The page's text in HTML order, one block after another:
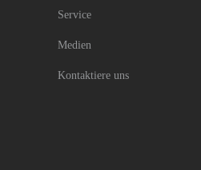
Service
Medien
Kontaktiere uns